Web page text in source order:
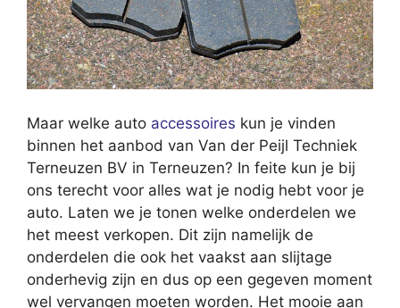
Maar welke auto accessoires kun je vinden
binnen het aanbod van Van der Peijl Techniek
Terneuzen BV in Terneuzen? In feite kun je bij
ons terecht voor alles wat je nodig hebt voor je
auto. Laten we je tonen welke onderdelen we
het meest verkopen. Dit zijn namelijk de
onderdelen die ook het vaakst aan slijtage
onderhevig zijn en dus op een gegeven moment
wel vervangen moeten worden. Het mooie aan